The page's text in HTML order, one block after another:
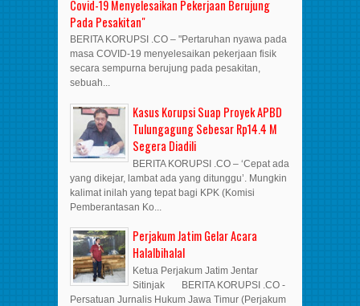
Covid-19 Menyelesaikan Pekerjaan Berujung
Pada Pesakitan"
BERITA KORUPSI .CO – "Pertaruhan nyawa pada
masa COVID-19 menyelesaikan pekerjaan fisik
secara sempurna berujung pada pesakitan,
sebuah...
Kasus Korupsi Suap Proyek APBD
Tulungagung Sebesar Rp14.4 M
Segera Diadili
BERITA KORUPSI .CO – ‘Cepat ada
yang dikejar, lambat ada yang ditunggu’. Mungkin
kalimat inilah yang tepat bagi KPK (Komisi
Pemberantasan Ko...
Perjakum Jatim Gelar Acara
Halalbihalal
Ketua Perjakum Jatim Jentar
Sitinjak BERITA KORUPSI .CO -
Persatuan Jurnalis Hukum Jawa Timur (Perjakum